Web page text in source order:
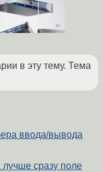
в эту тему. Тема
ввода/вывода
сразу поле